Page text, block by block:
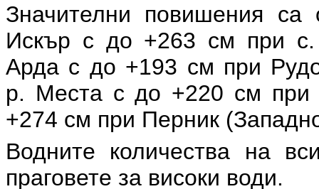
Значителни повишения са
Искър с до +263 см при с.
Арда с до +193 см при
р. Места с до +220 см
+274 см при Перник
Водните количества на
праговете за високи води.